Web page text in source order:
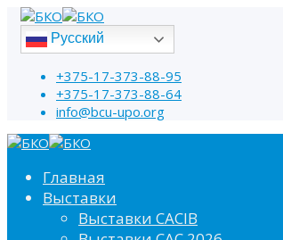
Русский
+375-17-373-88-95
+375-17-373-88-64
info@bcu-upo.org
Главная
Выставки
Выставки CACIB